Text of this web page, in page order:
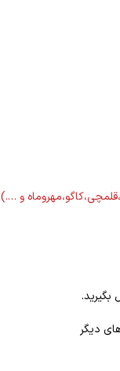
و ….)
بگیرید.
دیگر